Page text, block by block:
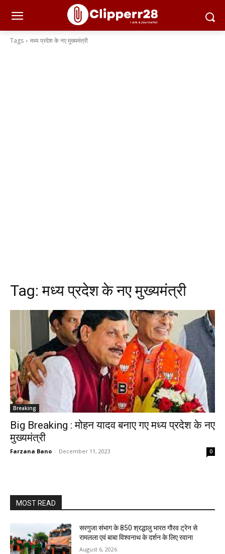
Tags मध्य प्रदेश के नए मुख्यमंत्री
Tag:मध्य प्रदेश के नए मुख्यमंत्री
Breaking
Big Breaking : मोहन यादव बनाए गए मध्य प्रदेश के नए
मुख्यमंत्री
Farzana Bano - December 11, 2023 0
MOST READ
सरगुजा संभाग के 850 श्रद्धालु भारत गौरव ट्रेन से
रामलला एवं बाबा विश्वनाथ के दर्शन के लिए रवाना
August 6, 2026